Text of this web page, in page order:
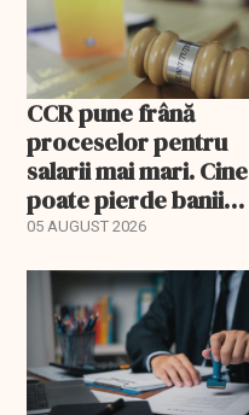
CCR pune frână
proceselor pentru
salarii mai mari. Cine
poate pierde banii
ceruți statului
05 AUGUST 2026